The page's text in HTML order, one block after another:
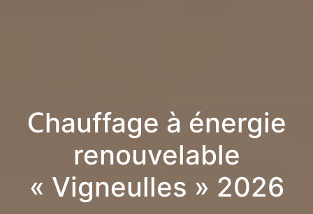
Chauffage à énergie
renouvelable
« Vigneulles » 2026